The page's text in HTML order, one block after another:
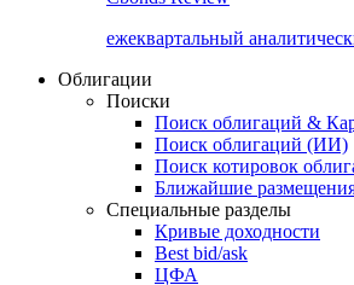
ежеквартальный
Облигации
Поиски
Поиск облигаций &
Поиск облигаций (ИИ)
Поиск котировок
Ближайшие
Специальные разделы
Кривые доходности
Best bid/ask
ЦФА